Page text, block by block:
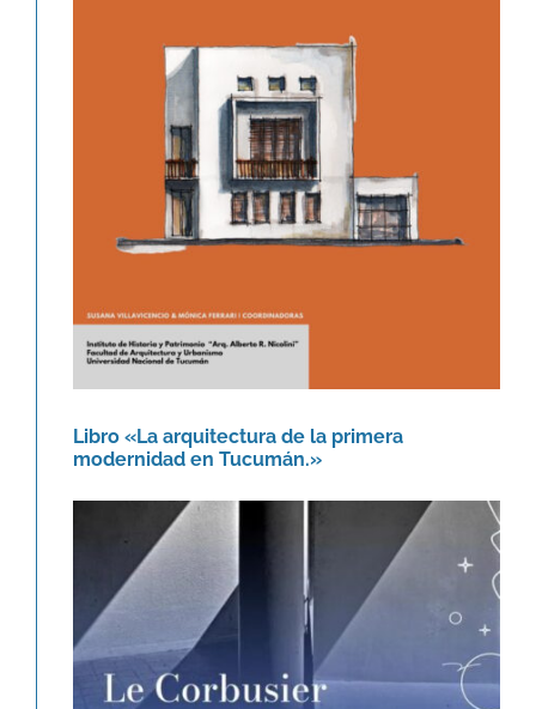
Libro «La arquitectura de la
primera modernidad en Tucumán.»
Novedades
Libro «La arquitectura de la primera
modernidad en Tucumán.»